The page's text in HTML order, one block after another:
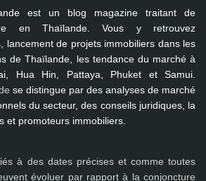
est un blog magazine traitant de
en Thaïlande. Vous y retrouvez
lancement de projets immobiliers dans les
de Thaïlande, les tendance du marché à
Hua Hin, Pattaya, Phuket et Samui
se distingue par des analyses de marché
du secteur, des conseils juridiques, la
et promoteurs immobiliers.
à des dates précises et comme toutes
évoluer par rapport à la conjoncture